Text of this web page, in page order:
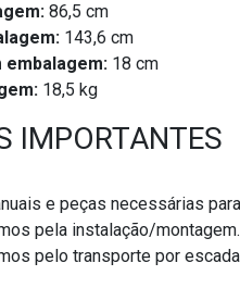
86,5 cm
143,6 cm
embalagem: 18 cm
18,5 kg
IMPORTANTES
e peças necessárias
pela instalação/montagem.
pelo transporte por